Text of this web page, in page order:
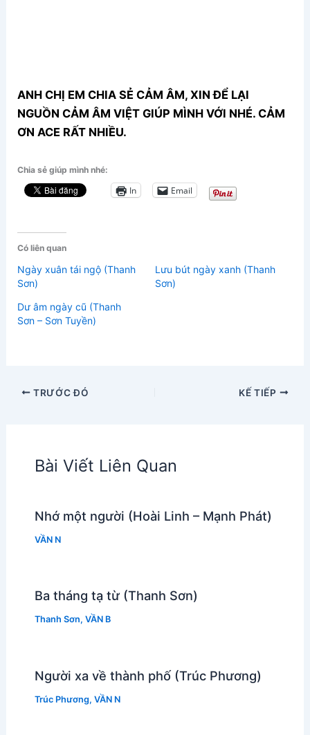
ANH CHỊ EM CHIA SẺ CẢM ÂM, XIN ĐỂ LẠI
NGUỒN CẢM ÂM VIỆT GIÚP MÌNH VỚI NHÉ. CẢM
ƠN ACE RẤT NHIỀU.
Chia sẻ giúp mình nhé:
In Email
Có liên quan
Ngày xuân tái ngộ (Thanh
Sơn)
Lưu bút ngày xanh (Thanh
Sơn)
Dư âm ngày cũ (Thanh
Sơn – Sơn Tuyền)
TRƯỚC ĐÓ KẾ TIẾP
Bài Viết Liên Quan
Nhớ một người (Hoài Linh – Mạnh Phát)
VẦN N
Ba tháng tạ từ (Thanh Sơn)
Thanh Sơn, VẦN B
Người xa về thành phố (Trúc Phương)
Trúc Phương, VẦN N